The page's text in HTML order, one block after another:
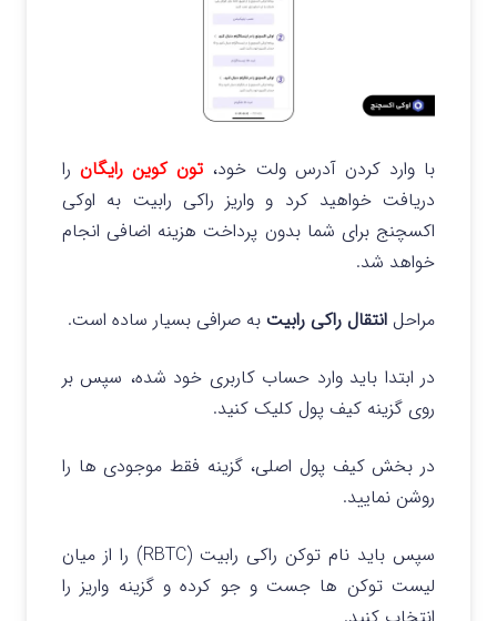
با وارد کردن آدرس ولت خود، تون کوین رایگانرا
دریافت خواهید کرد و واریز راکی رابیت به اوکی
اکسچنج برای شما بدون پرداخت هزینه اضافی انجام
خواهد شد.
مراحل انتقال راکی رابیت به صرافی بسیار ساده است.
در ابتدا باید وارد حساب کاربری خود شده، سپس بر
روی گزینه کیف پول کلیک کنید.
در بخش کیف پول اصلی، گزینه فقط موجودی ها را
روشن نمایید.
سپس باید نام توکن راکی رابیت (RBTC) را از میان
لیست توکن ها جست و جو کرده و گزینه واریز را